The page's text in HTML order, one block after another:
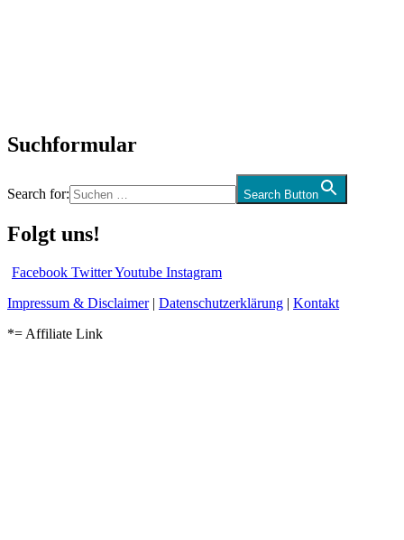
Suchformular
Search for: Search Button
Folgt uns!
Facebook TwitterYoutube Instagram
Impressum & Disclaimer| Datenschutzerklärung | Kontakt
*= Affiliate Link